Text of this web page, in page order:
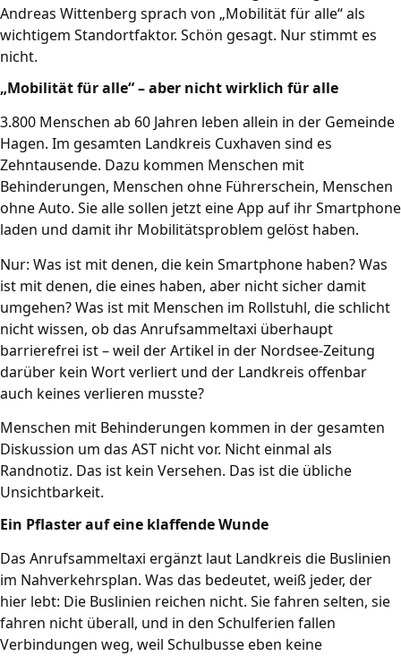
Andreas Wittenberg sprach von „Mobilität für alle“ als
wichtigem Standortfaktor. Schön gesagt. Nur stimmt es
nicht.
„Mobilität für alle“ – aber nicht wirklich für alle
3.800 Menschen ab 60 Jahren leben allein in der Gemeinde
Hagen. Im gesamten Landkreis Cuxhaven sind es
Zehntausende. Dazu kommen Menschen mit
Behinderungen, Menschen ohne Führerschein, Menschen
ohne Auto. Sie alle sollen jetzt eine App auf ihr Smartphone
laden und damit ihr Mobilitätsproblem gelöst haben.
Nur: Was ist mit denen, die kein Smartphone haben? Was
ist mit denen, die eines haben, aber nicht sicher damit
umgehen? Was ist mit Menschen im Rollstuhl, die schlicht
nicht wissen, ob das Anrufsammeltaxi überhaupt
barrierefrei ist – weil der Artikel in der Nordsee-Zeitung
darüber kein Wort verliert und der Landkreis offenbar
auch keines verlieren musste?
Menschen mit Behinderungen kommen in der gesamten
Diskussion um das AST nicht vor. Nicht einmal als
Randnotiz. Das ist kein Versehen. Das ist die übliche
Unsichtbarkeit.
Ein Pflaster auf eine klaffende Wunde
Das Anrufsammeltaxi ergänzt laut Landkreis die Buslinien
im Nahverkehrsplan. Was das bedeutet, weiß jeder, der
hier lebt: Die Buslinien reichen nicht. Sie fahren selten, sie
fahren nicht überall, und in den Schulferien fallen
Verbindungen weg, weil Schulbusse eben keine